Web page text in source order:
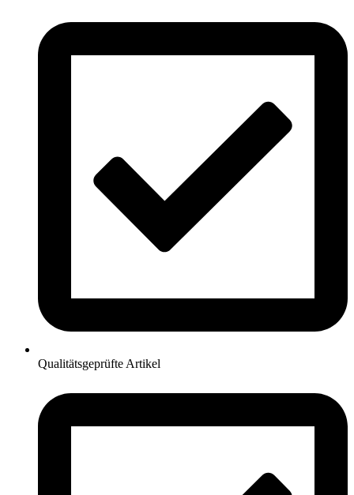
Qualitätsgeprüfte Artikel